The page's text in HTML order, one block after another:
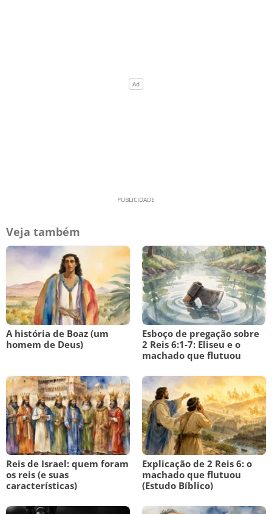
Veja também
A história de Boaz (um
homem de Deus)
Esboço de pregação sobre
2 Reis 6:1-7: Eliseu e o
machado que flutuou
Reis de Israel: quem foram
os reis (e suas
características)
Explicação de 2 Reis 6: o
machado que flutuou
(Estudo Bíblico)